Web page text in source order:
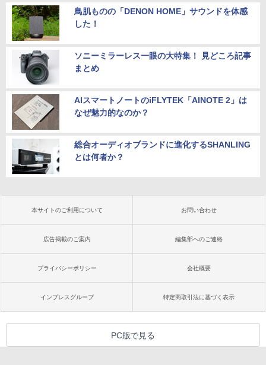
鳥肌ものの「DENON HOME」サウンドを体感
した！
ソニーミラーレス一眼の大特集！ 見どころ記事
まとめ
AIスマートノートのiFLYTEK「AINOTE 2」は
なぜ魅力的なのか？
総合オーディオブランドに進化するSHANLING
とは何者か？
本サイトのご利用について お問い合わせ
広告掲載のご案内 編集部へのご連絡
プライバシーポリシー 会社概要
インプレスグループ 特定商取引法に基づく表示
PC版で見る